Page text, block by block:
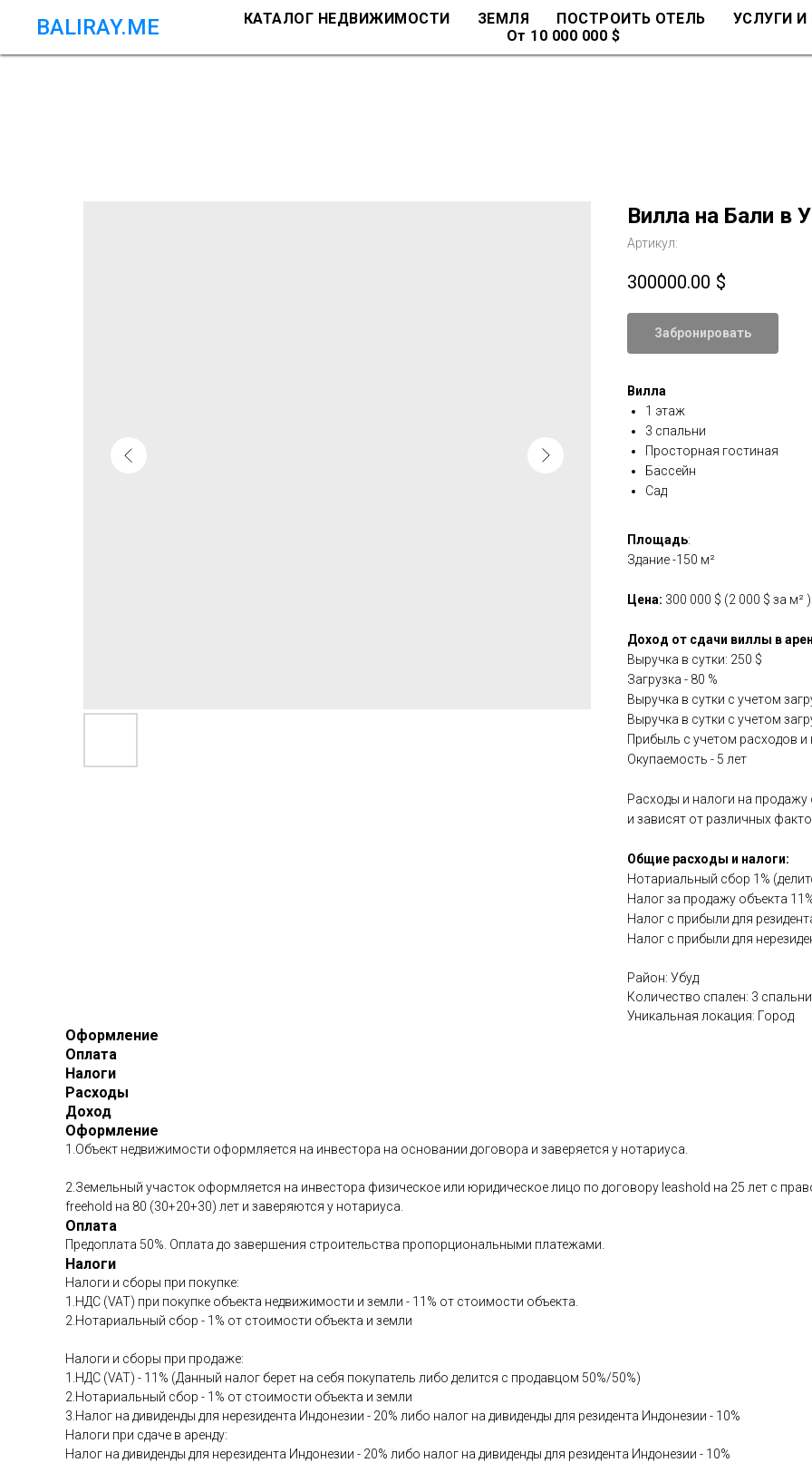
BALIRAY.ME КАТАЛОГ НЕДВИЖИМОСТИ ЗЕМЛЯ ПОСТРОИТЬ ОТЕЛЬ
УСЛУГИ
От 10 000 000 $
Вилла на Бали в
Артикул:
300000.00 $
Забронировать
Вилла
1 этаж
3 спальни
Просторная гостиная
Бассейн
Сад
Площадь:
Здание -150 м²
Цена: 300 000 $ (2 000 $ за м² )
Доход от сдачи виллы в
Выручка в сутки: 250 $
Загрузка - 80 %
Выручка в сутки с учетом
Выручка в сутки с учетом
Прибыль с учетом расходов и
Окупаемость - 5 лет
Расходы и налоги на
и зависят от различных
Общие расходы и налоги:
Нотариальный сбор 1%
Налог за продажу объекта
Налог с прибыли для
Налог с прибыли для
Район: Убуд
Количество спален: 3 спальни
Уникальная локация: Город
Оформление
Оплата
Налоги
Расходы
Доход
Оформление
1.Объект недвижимости оформляется на инвестора на основании договора и заверяется у нотариуса.
2.Земельный участок оформляется на инвестора физическое или юридическое лицо по договору leashold на 25 лет с
freehold на 80 (30+20+30) лет и заверяются у нотариуса.
Оплата
Предоплата 50%. Оплата до завершения строительства пропорциональными платежами.
Налоги
Налоги и сборы при покупке:
1.НДС (VAT) при покупке объекта недвижимости и земли - 11% от стоимости объекта.
2.Нотариальный сбор - 1% от стоимости объекта и земли
Налоги и сборы при продаже:
1.НДС (VAT) - 11% (Данный налог берет на себя покупатель либо делится с продавцом 50%/50%)
2.Нотариальный сбор - 1% от стоимости объекта и земли
3.Налог на дивиденды для нерезидента Индонезии - 20% либо налог на дивиденды для резидента Индонезии - 10%
Налоги при сдаче в аренду:
Налог на дивиденды для нерезидента Индонезии - 20% либо налог на дивиденды для резидента Индонезии - 10%